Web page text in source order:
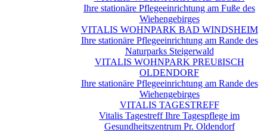
Ihre stationäre Pflegeeinrichtung am Fuße des
Wiehengebirges
VITALIS WOHNPARK BAD WINDSHEIM
Ihre stationäre Pflegeeinrichtung am Rande des
Naturparks Steigerwald
VITALIS WOHNPARK PREUßISCH
OLDENDORF
Ihre stationäre Pflegeeinrichtung am Rande des
Wiehengebirges
VITALIS TAGESTREFF
Vitalis Tagestreff Ihre Tagespflege im
Gesundheitszentrum Pr. Oldendorf